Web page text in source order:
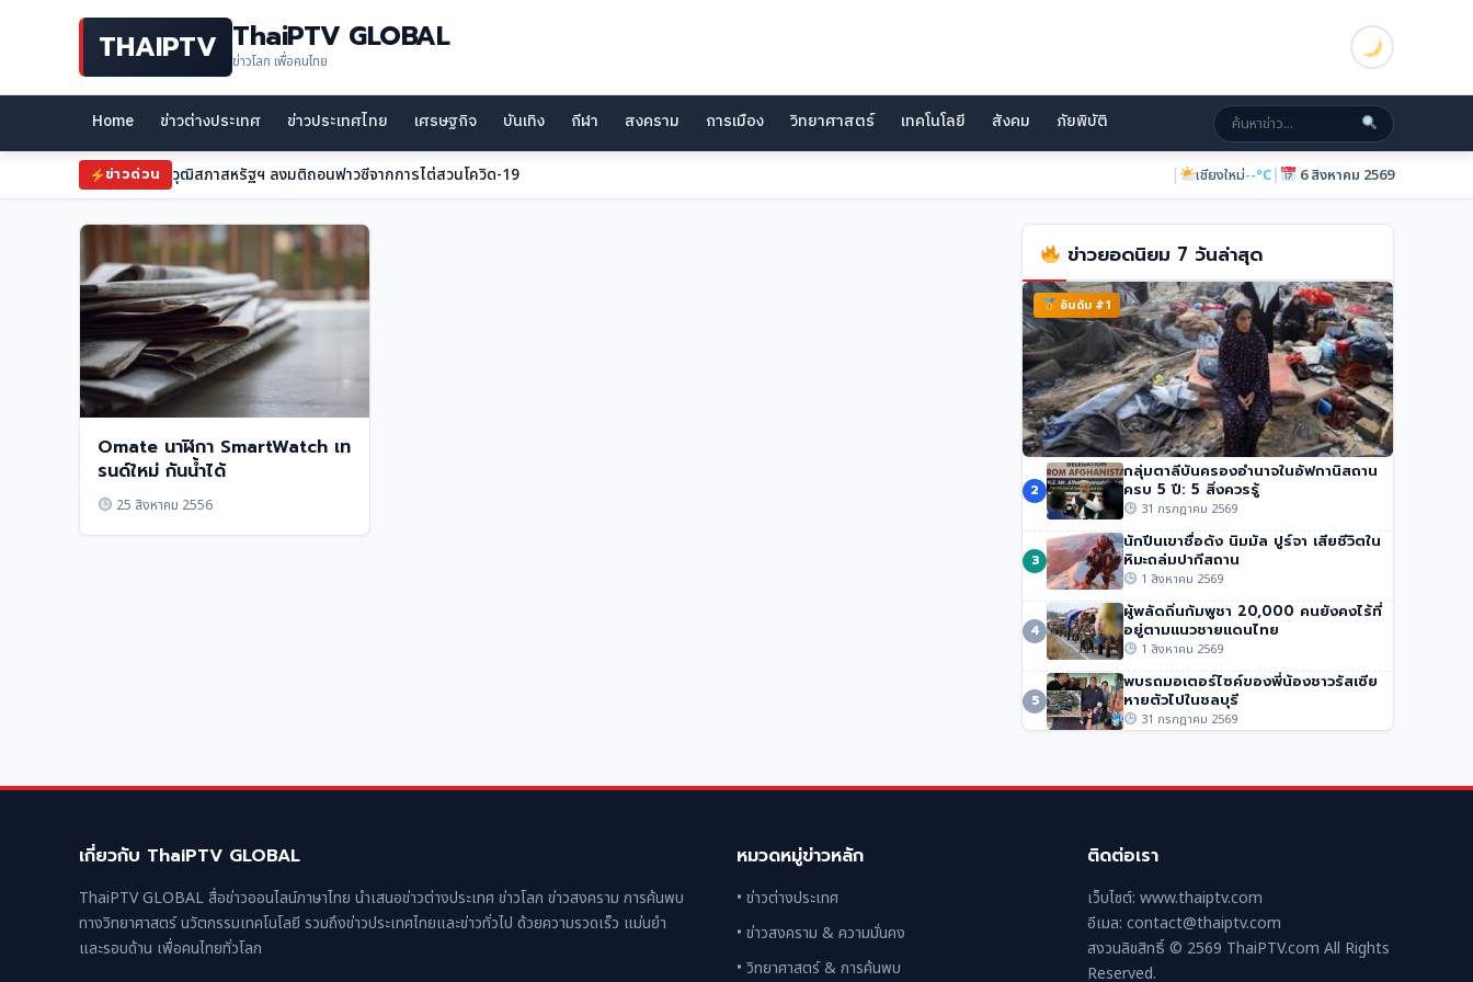
THAIPTV ThaiPTV GLOBAL
ข่าวโลก เพื่อคนไทย
Home ข่าวต่างประเทศ ข่าวประเทศไทย เศรษฐกิจ บันเทิง กีฬา สงคราม การเมือง วิทยาศาสตร์ เทคโนโลยี สังคม ภัยพิบัติ
ข่าวด่วน วุฒิสภาสหรัฐฯ ลงมติถอนฟาวซีจากการไต่สวนโควิด-19 | เชียงใหม่--°C| 6 สิงหาคม 2569
Omate นาฬิกา SmartWatch เท
รนด์ใหม่ กันน้ำได้
25 สิงหาคม 2556
ข่าวยอดนิยม 7 วันล่าสุด
อันดับ #1
ทรัมป์เผย ‘Board of Peace’ บรรลุข้อตกลง
ปลดอาวุธฮามาส
290 วิว• 31 กรกฎาคม 2569
2
กลุ่มตาลีบันครองอำนาจในอัฟกานิสถาน
ครบ 5 ปี: 5 สิ่งควรรู้
31 กรกฎาคม 2569
3
นักปีนเขาชื่อดัง นิมมัล ปูร์จา เสียชีวิตใน
หิมะถล่มปากีสถาน
1 สิงหาคม 2569
4
ผู้พลัดถิ่นกัมพูชา 20,000 คนยังคงไร้ที่
อยู่ตามแนวชายแดนไทย
1 สิงหาคม 2569
5
พบรถมอเตอร์ไซค์ของพี่น้องชาวรัสเซีย
หายตัวไปในชลบุรี
31 กรกฎาคม 2569
เกี่ยวกับ ThaiPTV GLOBAL
ThaiPTV GLOBAL สื่อข่าวออนไลน์ภาษาไทย นำเสนอข่าวต่างประเทศ ข่าวโลก ข่าวสงคราม การค้นพบ
ทางวิทยาศาสตร์ นวัตกรรมเทคโนโลยี รวมถึงข่าวประเทศไทยและข่าวทั่วไป ด้วยความรวดเร็ว แม่นยำ
และรอบด้าน เพื่อคนไทยทั่วโลก
หมวดหมู่ข่าวหลัก
• ข่าวต่างประเทศ
• ข่าวสงคราม & ความมั่นคง
• วิทยาศาสตร์ & การค้นพบ
ติดต่อเรา
เว็บไซต์: www.thaiptv.com
อีเมล: contact@thaiptv.com
สงวนลิขสิทธิ์ © 2569 ThaiPTV.com All Rights
Reserved.